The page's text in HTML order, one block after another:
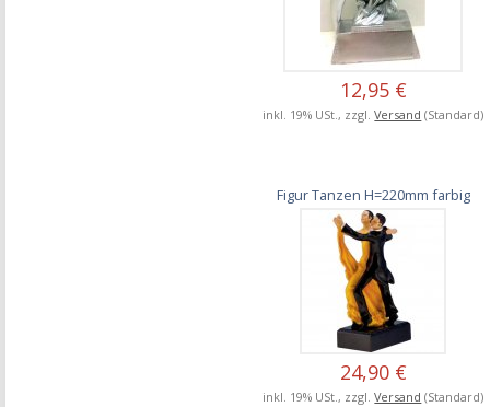
12,95 €
inkl. 19% USt., zzgl.Versand (Standard)
Figur Tanzen H=220mm farbig
24,90 €
inkl. 19% USt., zzgl.Versand (Standard)